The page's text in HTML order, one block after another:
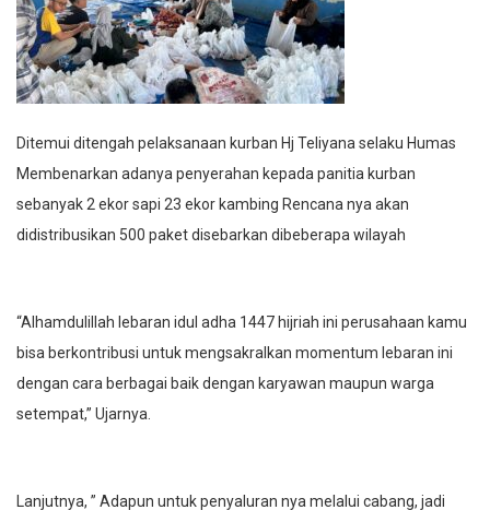
Ditemui ditengah pelaksanaan kurban Hj Teliyana selaku Humas
Membenarkan adanya penyerahan kepada panitia kurban
sebanyak 2 ekor sapi 23 ekor kambing Rencana nya akan
didistribusikan 500 paket disebarkan dibeberapa wilayah
“Alhamdulillah lebaran idul adha 1447 hijriah ini perusahaan kamu
bisa berkontribusi untuk mengsakralkan momentum lebaran ini
dengan cara berbagai baik dengan karyawan maupun warga
setempat,” Ujarnya.
Lanjutnya, ” Adapun untuk penyaluran nya melalui cabang, jadi